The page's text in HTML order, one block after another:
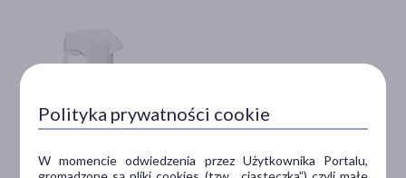
Kosmetyk
na skórę(140)
Polityka prywatności cookie
W momencie odwiedzenia przez Użytkownika Portalu,